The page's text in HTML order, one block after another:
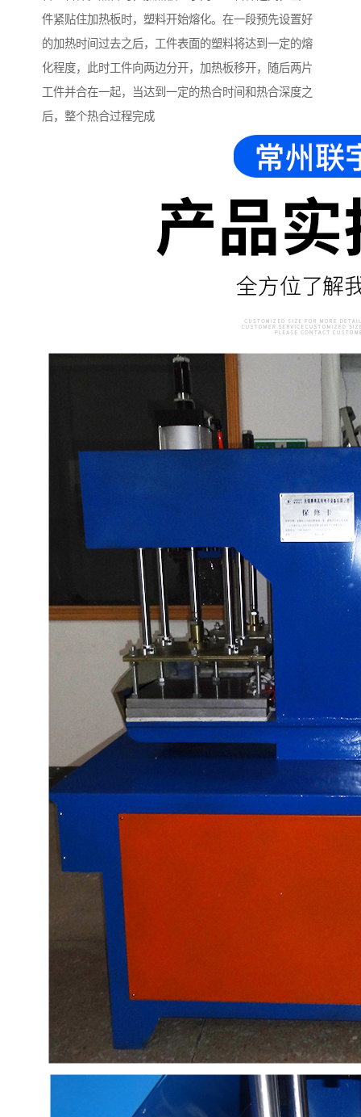
件紧贴住加热板时，塑料开始熔化。在一段预先设置好
的加热时间过去之后，工件表面的塑料将达到一定的熔
化程度，此时工件向两边分开，加热板移开，随后两片
工件并合在一起，当达到一定的热合时间和热合深度之
后，整个热合过程完成